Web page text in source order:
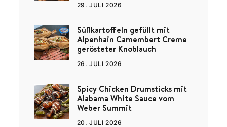
29. JULI 2026
Süßkartoffeln gefüllt mit
Alpenhain Camembert Creme
gerösteter Knoblauch
26. JULI 2026
Spicy Chicken Drumsticks mit
Alabama White Sauce vom
Weber Summit
20. JULI 2026